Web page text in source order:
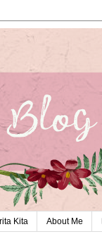
Kita About Me